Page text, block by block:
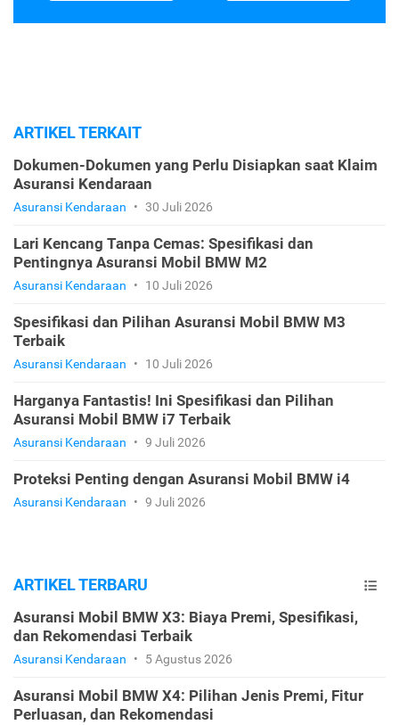
ARTIKEL TERKAIT
Dokumen-Dokumen yang Perlu Disiapkan saat Klaim
Asuransi Kendaraan
Asuransi Kendaraan • 30 Juli 2026
Lari Kencang Tanpa Cemas: Spesifikasi dan
Pentingnya Asuransi Mobil BMW M2
Asuransi Kendaraan • 10 Juli 2026
Spesifikasi dan Pilihan Asuransi Mobil BMW M3
Terbaik
Asuransi Kendaraan • 10 Juli 2026
Harganya Fantastis! Ini Spesifikasi dan Pilihan
Asuransi Mobil BMW i7 Terbaik
Asuransi Kendaraan • 9 Juli 2026
Proteksi Penting dengan Asuransi Mobil BMW i4
Asuransi Kendaraan • 9 Juli 2026
ARTIKEL TERBARU
Asuransi Mobil BMW X3: Biaya Premi, Spesifikasi,
dan Rekomendasi Terbaik
Asuransi Kendaraan • 5 Agustus 2026
Asuransi Mobil BMW X4: Pilihan Jenis Premi, Fitur
Perluasan, dan Rekomendasi